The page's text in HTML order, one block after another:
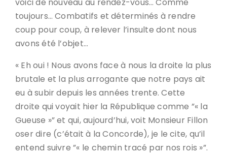
toujours… Combatifs et déterminés à rendre
coup pour coup, à relever l’insulte dont nous
avons été l’objet…
« Eh oui ! Nous avons face à nous la droite la plus
brutale et la plus arrogante que notre pays ait
eu à subir depuis les années trente. Cette
droite qui voyait hier la République comme ”« la
Gueuse »” et qui, aujourd’hui, voit Monsieur Fillon
oser dire (c’était à la Concorde), je le cite, qu’il
entend suivre ”« le chemin tracé par nos rois »”.